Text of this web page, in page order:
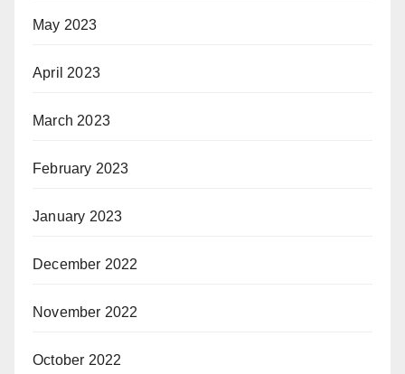
May 2023
April 2023
March 2023
February 2023
January 2023
December 2022
November 2022
October 2022